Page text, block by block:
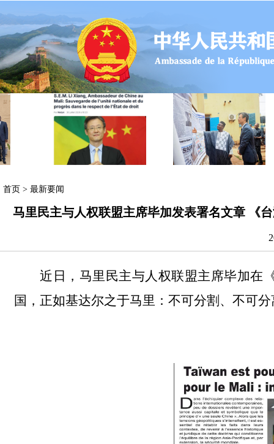
首页 > 最新要闻
马里民主与人权联盟主席毕加发表署名文章 《
近日，马里民主与人权联盟主席毕加在
国，正如基达尔之于马里：不可分割、不可